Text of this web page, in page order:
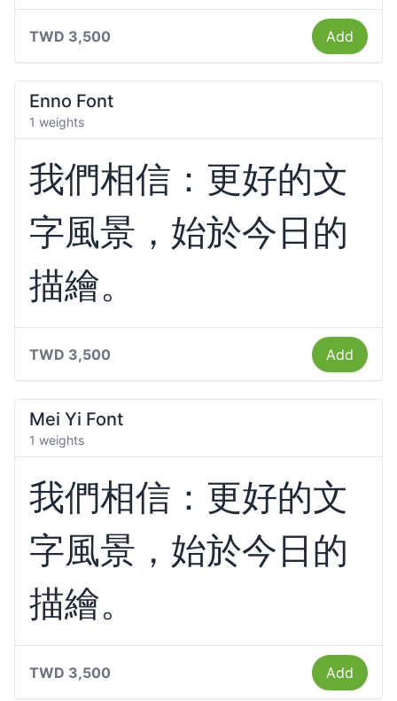
TWD 3,500 Add
Enno Font
1 weights
我們相信：更好的文
字風景，始於今日的
描繪。
TWD 3,500 Add
Mei Yi Font
1 weights
我們相信：更好的文
字風景，始於今日的
描繪。
TWD 3,500 Add